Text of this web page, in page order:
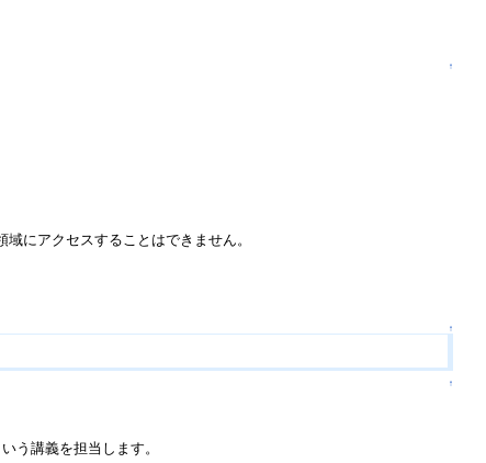
↑
にアクセスすることはできません。
↑
↑
う講義を担当します。